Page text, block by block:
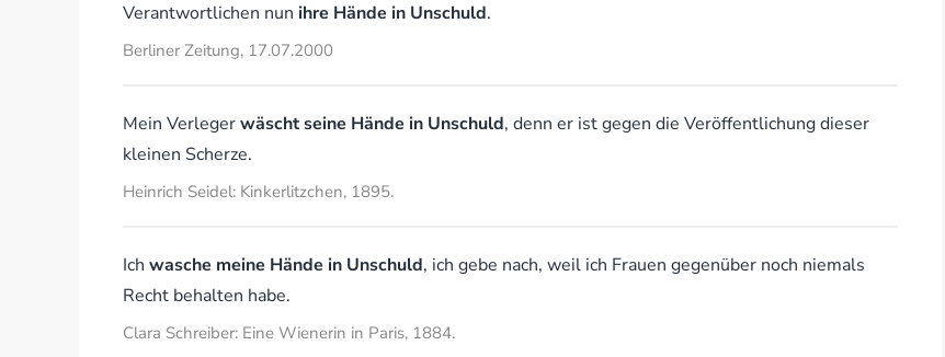
Verantwortlichen nun ihre Hände in Unschuld.
Berliner Zeitung, 17.07.2000
Mein Verlegerwäscht seine Hände in Unschuld, denn er ist gegen die Veröffentlichung dieser
kleinen Scherze.
Heinrich Seidel: Kinkerlitzchen, 1895.
Ich wasche meine Hände in Unschuld, ich gebe nach, weil ich Frauen gegenüber noch niemals
Recht behalten habe.
Clara Schreiber: Eine Wienerin in Paris, 1884.